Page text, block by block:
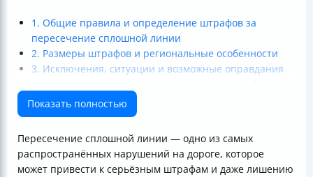
1. Общие правила и определение штрафов за
пересечение сплошной линии
2. Размеры штрафов и региональные особенности
3. Исключения, ситуации и возможные оправдания
5. Особые ситуации и дополнительные вопросы
Итог
Показать полностью
Пересечение сплошной линии — одно из самых
распространённых нарушений на дороге, которое
может привести к серьёзным штрафам и даже лишению